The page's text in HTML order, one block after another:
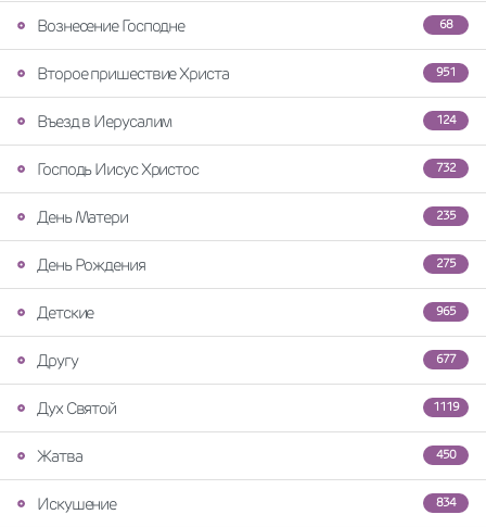
68
Вознесение Господне
951
Второе пришествие Христа
124
Въезд в Иерусалим
732
Господь Иисус Христос
235
День Матери
275
День Рождения
965
Детские
677
Другу
1119
Дух Святой
450
Жатва
834
Искушение